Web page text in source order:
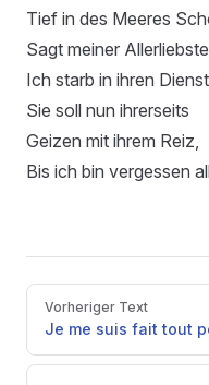
Tief in des Meeres
Sagt meiner
Ich starb in ihren
Sie soll nun ihrerseits
Geizen mit ihrem Reiz,
Bis ich bin vergessen
PagerVorheriger Text
Je me suis fait tout